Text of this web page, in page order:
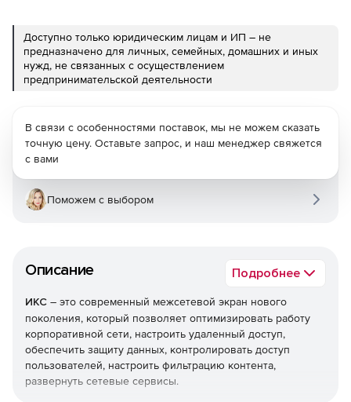
Доступно только юридическим лицам и ИП – не
предназначено для личных, семейных, домашних и иных
нужд, не связанных с осуществлением
предпринимательской деятельности
Описание Подробнее
ИКС – это современный межсетевой экран нового
поколения, который позволяет оптимизировать работу
корпоративной сети, настроить удаленный доступ,
обеспечить защиту данных, контролировать доступ
пользователей, настроить фильтрацию контента,
развернуть сетевые сервисы.
В связи с особенностями поставок, мы не можем сказать
точную цену. Оставьте запрос, и наш менеджер свяжется
с вами
Поможем с выбором